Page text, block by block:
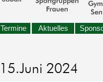
Termine Aktuelles